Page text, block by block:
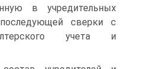
в учредительных
сверки с
учета и